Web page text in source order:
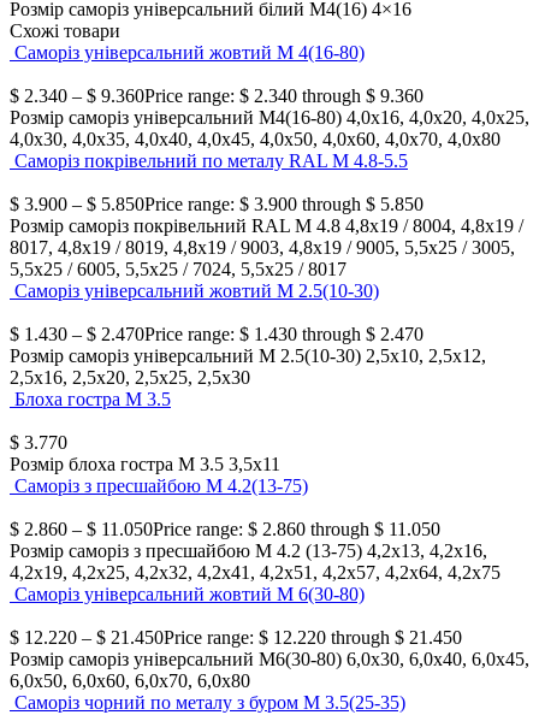
Розмір саморіз універсальний білий М4(16) 4×16
Схожі товари
Саморіз універсальний жовтий М 4(16-80)
$ 2.340 – $ 9.360Price range: $ 2.340 through $ 9.360
Розмір саморіз універсальний М4(16-80) 4,0х16, 4,0х20, 4,0х25,
4,0х30, 4,0х35, 4,0х40, 4,0х45, 4,0х50, 4,0х60, 4,0х70, 4,0х80
Саморіз покрівельний по металу RAL М 4.8-5.5
$ 3.900 – $ 5.850Price range: $ 3.900 through $ 5.850
Розмір саморіз покрівельний RAL М 4.8 4,8х19 / 8004, 4,8х19 /
8017, 4,8х19 / 8019, 4,8х19 / 9003, 4,8х19 / 9005, 5,5х25 / 3005,
5,5х25 / 6005, 5,5х25 / 7024, 5,5х25 / 8017
Саморіз універсальний жовтий М 2.5(10-30)
$ 1.430 – $ 2.470Price range: $ 1.430 through $ 2.470
Розмір саморіз універсальний М 2.5(10-30) 2,5х10, 2,5х12,
2,5х16, 2,5х20, 2,5х25, 2,5х30
Блоха гостра М 3.5
$ 3.770
Розмір блоха гостра М 3.5 3,5х11
Саморіз з пресшайбою М 4.2(13-75)
$ 2.860 – $ 11.050Price range: $ 2.860 through $ 11.050
Розмір саморіз з пресшайбою М 4.2 (13-75) 4,2х13, 4,2х16,
4,2х19, 4,2х25, 4,2х32, 4,2х41, 4,2х51, 4,2х57, 4,2х64, 4,2х75
Саморіз універсальний жовтий М 6(30-80)
$ 12.220 – $ 21.450Price range: $ 12.220 through $ 21.450
Розмір саморіз універсальний М6(30-80) 6,0х30, 6,0х40, 6,0х45,
6,0х50, 6,0х60, 6,0х70, 6,0х80
Саморіз чорний по металу з буром М 3.5(25-35)